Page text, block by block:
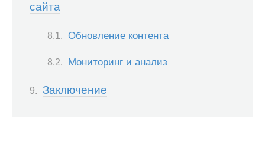
сайта
Обновление контента
Мониторинг и анализ
Заключение